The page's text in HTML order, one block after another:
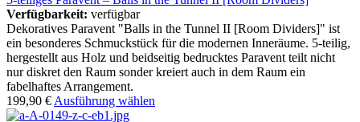
Verfügbarkeit: verfügbar
Dekoratives Paravent "Balls in the Tunnel II [Room Dividers]" ist
ein besonderes Schmuckstück für die modernen Inneräume. 5-teilig,
hergestellt aus Holz und beidseitig bedrucktes Paravent teilt nicht
nur diskret den Raum sonder kreiert auch in dem Raum ein
fabelhaftes Arrangement.
199,90 € Ausführung wählen